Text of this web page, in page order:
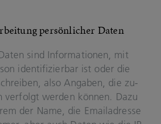
per­sön­li­cher Daten
sind In­for­ma­tio­nen, mit
iden­ti­fi­zier­bar ist oder die
also An­ga­ben, die zu­
ver­folgt wer­den kön­nen. Dazu
der Name, die Email­adres­se